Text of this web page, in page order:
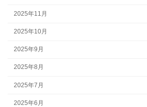
2025年11月
2025年10月
2025年9月
2025年8月
2025年7月
2025年6月